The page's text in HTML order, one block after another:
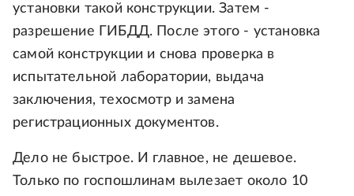
установки такой конструкции. Затем -
разрешение ГИБДД. После этого - установка
самой конструкции и снова проверка в
испытательной лаборатории, выдача
заключения, техосмотр и замена
регистрационных документов.
Дело не быстрое. И главное, не дешевое.
Только по госпошлинам вылезает около 10